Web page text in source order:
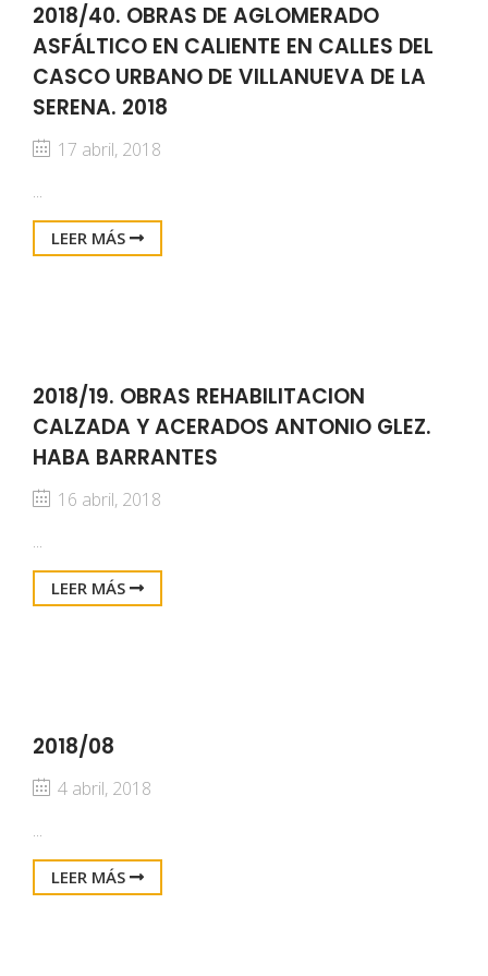
2018/40. OBRAS DE AGLOMERADO
ASFÁLTICO EN CALIENTE EN CALLES DEL
CASCO URBANO DE VILLANUEVA DE LA
SERENA. 2018
17 abril, 2018
...
LEER MÁS
2018/19. OBRAS REHABILITACION
CALZADA Y ACERADOS ANTONIO GLEZ.
HABA BARRANTES
16 abril, 2018
...
LEER MÁS
2018/08
4 abril, 2018
...
LEER MÁS